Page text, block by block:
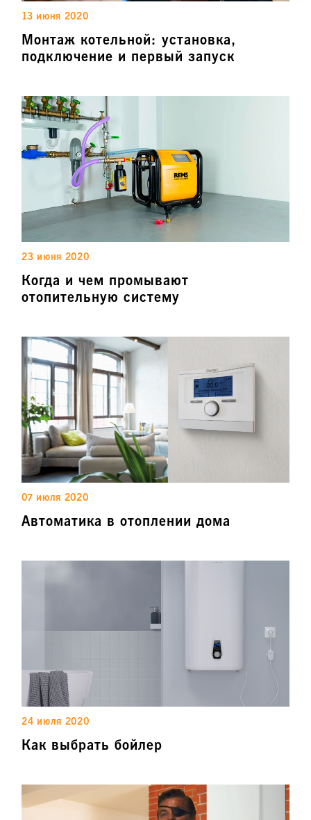
13 июня 2020
Монтаж котельной: установка,
подключение и первый запуск
23 июня 2020
Когда и чем промывают
отопительную систему
07 июля 2020
Автоматика в отоплении дома
24 июля 2020
Как выбрать бойлер